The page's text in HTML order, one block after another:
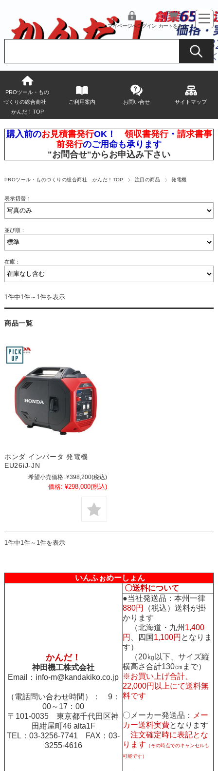
マイページへログイン カートをみる
PROツール・もの
づくりの総合商社
かんだ！TOP
ご利用案内 お問い合せ サイトマップ
購入前のお見積書発行OK！ 領収書発行・ 請求書事
前発行のご用命も承ります
"お問合せ"からお申込み下さい
PROツール・ものづくりの総合商社 かんだ！TOP 注目の商品 発電機
表示切替：
並び順：
在庫：
1件中1件～1件を表示
商品一覧
ホンダ インバータ 発電機
EU26iJ-JN
希望小売価格: ¥398,200(税込)
価格: ¥298,000(税込)
1件中1件～1件を表示
いんふぉめーしょん
かんだ！
神田機工株式会社
Email： info-m@kandakiko.co.jp
（電話問い合わせ時間）： 9：
00～17：00
〒101-0035 東京都千代田区神
田紺屋町46 alta1F
TEL：03-3256-7741 FAX：03-
3255-4616
〇送料について
●当社発送品：本州一律
880円
（税込）送料が掛
かります
（北海道・九州 1,400
円 、四国 1,100円 となりま
す）
（20㎏以下、サイズ縦
横高さ合計130㎝まで）
※お買い上げ合計、
22,000円以上にて送料無
料です
〇メーカー発送品： メー
カー送料実費となります
注文確定時に表記とな
ります （その時点でのキャンセルも
可能です）